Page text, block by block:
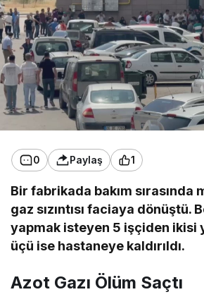
0 Paylaş 1
Bir fabrikada bakım sırasında
gaz sızıntısı faciaya dönüştü.
yapmak isteyen 5 işçiden ikisi
üçü ise hastaneye kaldırıldı.
Azot Gazı Ölüm Saçtı